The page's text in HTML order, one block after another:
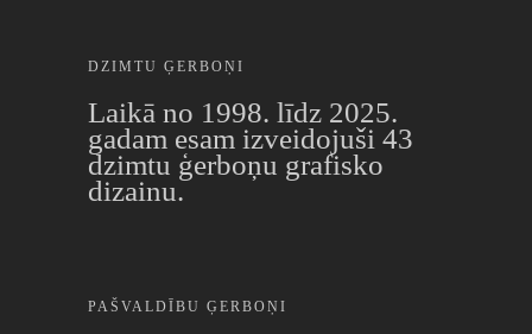
DZIMTU ĢERBOŅI
Laikā no 1998. līdz 2025.
gadam esam izveidojuši 43
dzimtu ģerboņu grafisko
dizainu.
PAŠVALDĪBU ĢERBOŅI